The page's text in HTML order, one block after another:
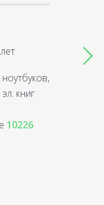
книг
10226